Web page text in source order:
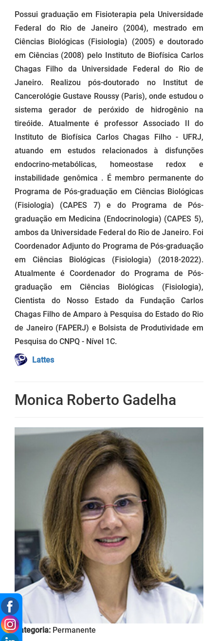
Possui graduação em Fisioterapia pela Universidade
Federal do Rio de Janeiro (2004), mestrado em
Ciências Biológicas (Fisiologia) (2005) e doutorado
em Ciências (2008) pelo Instituto de Biofísica Carlos
Chagas Filho da Universidade Federal do Rio de
Janeiro. Realizou pós-doutorado no Institut de
Cancerológie Gustave Roussy (Paris), onde estudou o
sistema gerador de peróxido de hidrogênio na
tireóide. Atualmente é professor Associado II do
Instituto de Biofísica Carlos Chagas Filho - UFRJ,
atuando em estudos relacionados à disfunções
endocrino-metabólicas, homeostase redox e
instabilidade genômica . É membro permanente do
Programa de Pós-graduação em Ciências Biológicas
(Fisiologia) (CAPES 7) e do Programa de Pós-
graduação em Medicina (Endocrinologia) (CAPES 5),
ambos da Universidade Federal do Rio de Janeiro. Foi
Coordenador Adjunto do Programa de Pós-graduação
em Ciências Biológicas (Fisiologia) (2018-2022).
Atualmente é Coordenador do Programa de Pós-
graduação em Ciências Biológicas (Fisiologia),
Cientista do Nosso Estado da Fundação Carlos
Chagas Filho de Amparo à Pesquisa do Estado do Rio
de Janeiro (FAPERJ) e Bolsista de Produtividade em
Pesquisa do CNPQ - Nível 1C.
Lattes
Monica Roberto Gadelha
Categoria: Permanente